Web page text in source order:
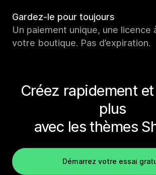
Gardez-le pour toujours
Un paiement unique, une licence
votre boutique. Pas d’expiration.
Créez rapidement
plus
avec les thèmes
Démarrez votre essai